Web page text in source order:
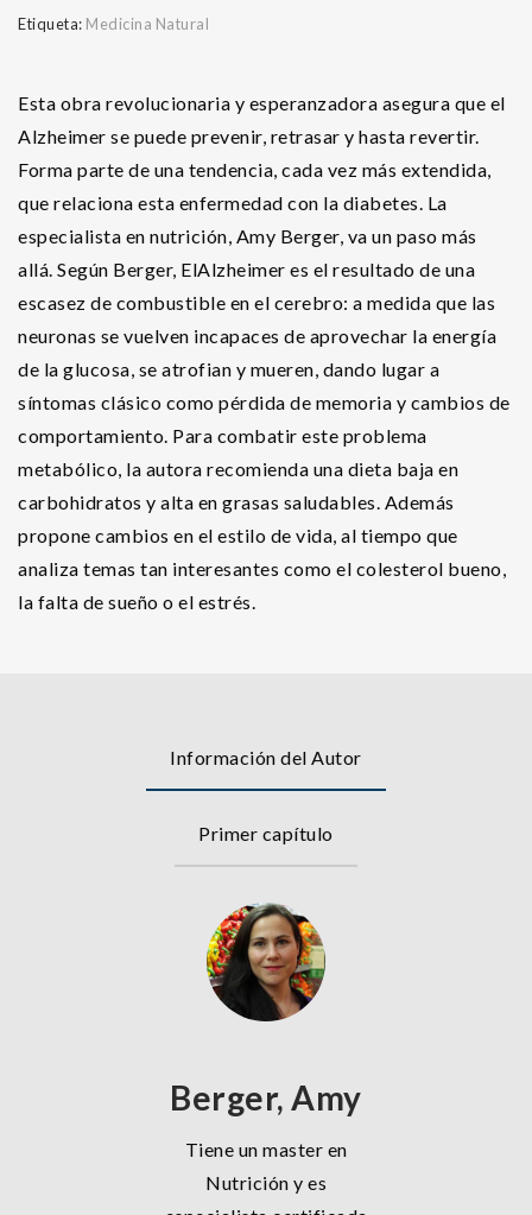
Etiqueta: Medicina Natural
Esta obra revolucionaria y esperanzadora asegura que el
Alzheimer se puede prevenir, retrasar y hasta revertir.
Forma parte de una tendencia, cada vez más extendida,
que relaciona esta enfermedad con la diabetes. La
especialista en nutrición, Amy Berger, va un paso más
allá. Según Berger, ElAlzheimer es el resultado de una
escasez de combustible en el cerebro: a medida que las
neuronas se vuelven incapaces de aprovechar la energía
de la glucosa, se atrofian y mueren, dando lugar a
síntomas clásico como pérdida de memoria y cambios de
comportamiento. Para combatir este problema
metabólico, la autora recomienda una dieta baja en
carbohidratos y alta en grasas saludables. Además
propone cambios en el estilo de vida, al tiempo que
analiza temas tan interesantes como el colesterol bueno,
la falta de sueño o el estrés.
Información del Autor
Primer capítulo
Berger, Amy
Tiene un master en
Nutrición y es